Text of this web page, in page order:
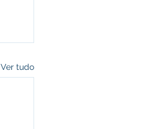
Ver tudo